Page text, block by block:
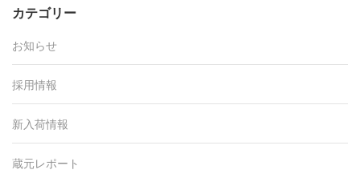
カテゴリー
お知らせ
採用情報
新入荷情報
蔵元レポート